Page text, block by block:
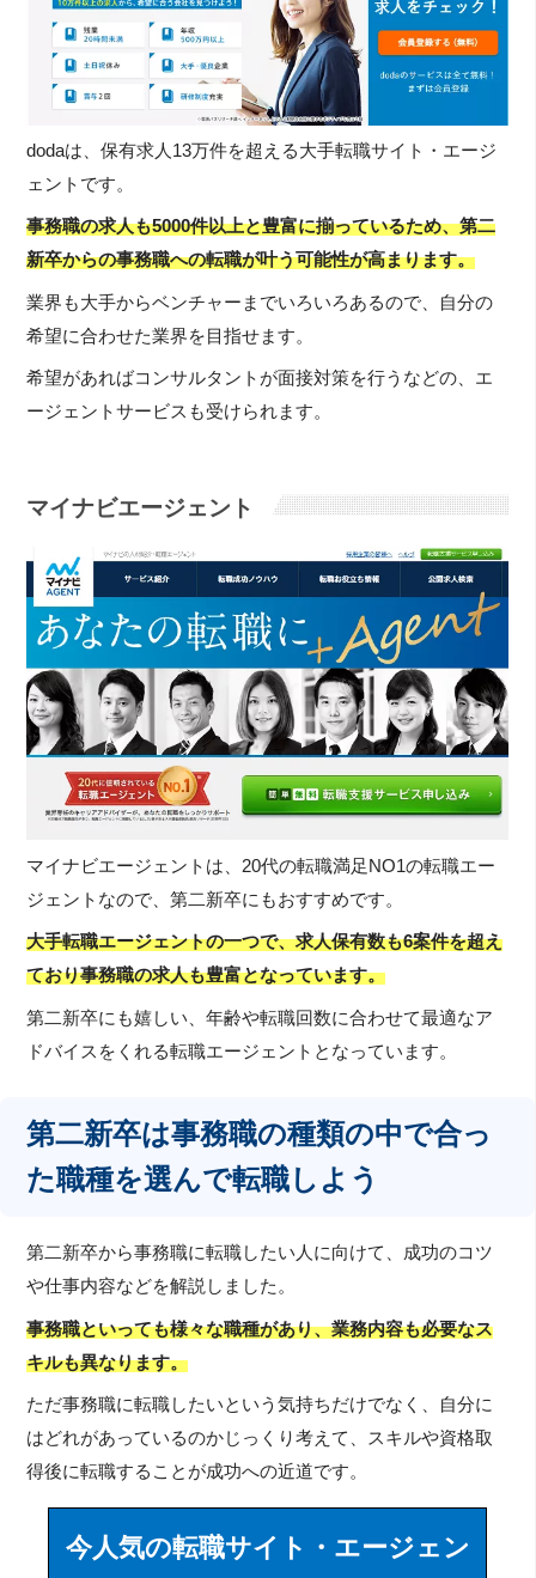
dodaは、保有求人13万件を超える大手転職サイト・エージ
ェントです。
事務職の求人も5000件以上と豊富に揃っているため、第二
新卒からの事務職への転職が叶う可能性が高まります。
業界も大手からベンチャーまでいろいろあるので、自分の
希望に合わせた業界を目指せます。
希望があればコンサルタントが面接対策を行うなどの、エ
ージェントサービスも受けられます。
マイナビエージェント
マイナビエージェントは、20代の転職満足NO1の転職エー
ジェントなので、第二新卒にもおすすめです。
大手転職エージェントの一つで、求人保有数も6案件を超え
ており事務職の求人も豊富となっています。
第二新卒にも嬉しい、年齢や転職回数に合わせて最適なア
ドバイスをくれる転職エージェントとなっています。
第二新卒は事務職の種類の中で合っ
た職種を選んで転職しよう
第二新卒から事務職に転職したい人に向けて、成功のコツ
や仕事内容などを解説しました。
事務職といっても様々な職種があり、業務内容も必要なス
キルも異なります。
ただ事務職に転職したいという気持ちだけでなく、自分に
はどれがあっているのかじっくり考えて、スキルや資格取
得後に転職することが成功への近道です。
今人気の転職サイト・エージェン